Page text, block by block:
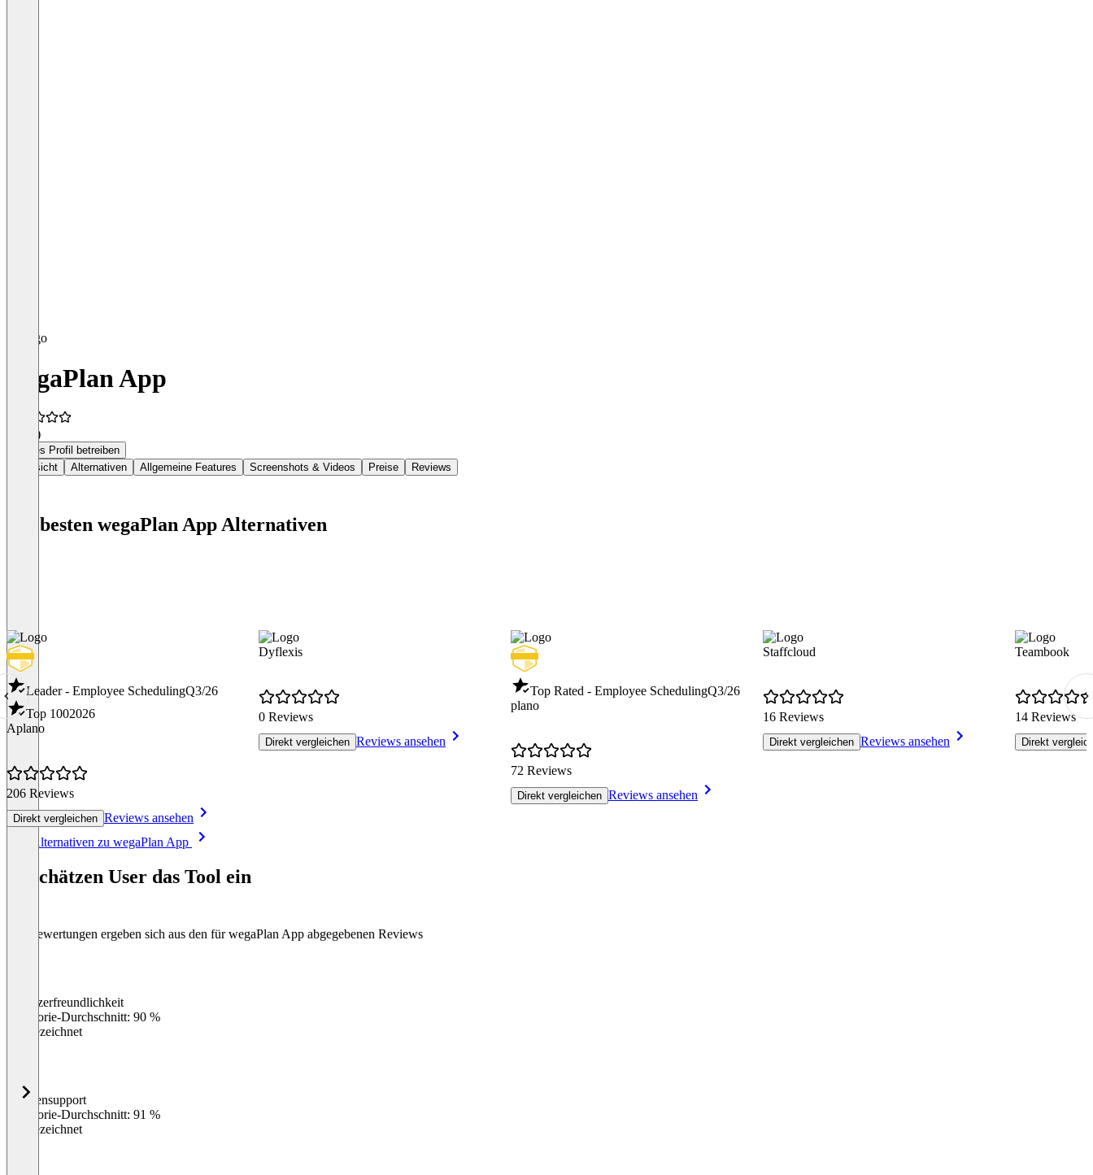
wegaPlan App
(1)
Dieses Profil betreiben
Übersicht
Alternativen Allgemeine Features Screenshots & Videos Preise Reviews
Die besten wegaPlan App Alternativen
Leader - Employee SchedulingQ3/26
Top 1002026
Aplano
206 Reviews
Direkt vergleichen Reviews ansehen
Dyflexis
0 Reviews
Direkt vergleichen Reviews ansehen
Top Rated - Employee SchedulingQ3/26
plano
72 Reviews
Direkt vergleichen Reviews ansehen
Staffcloud
16 Reviews
Direkt vergleichen Reviews ansehen
Teambook
14 Reviews
Direkt
Alle Alternativen zu wegaPlan App
So schätzen User das Tool ein
Die Bewertungen ergeben sich aus den für wegaPlan App abgegebenen Reviews
Benutzerfreundlichkeit
Kategorie-Durchschnitt: 90 %
Ausgezeichnet
%
Kundensupport
Kategorie-Durchschnitt: 91 %
Ausgezeichnet